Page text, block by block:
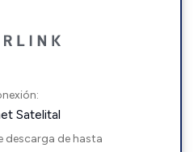
Satelital
descarga de hasta